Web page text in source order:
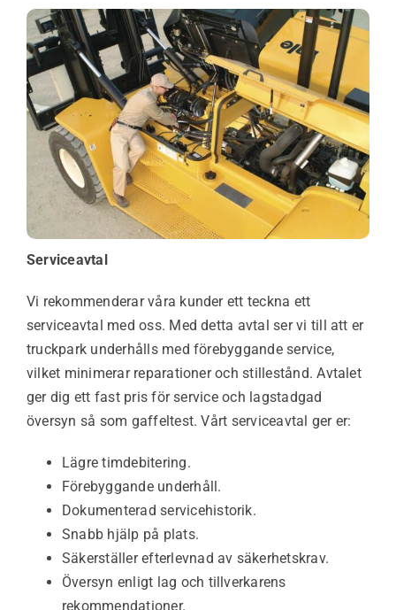
Serviceavtal
Vi rekommenderar våra kunder ett teckna ett
serviceavtal med oss. Med detta avtal ser vi till att er
truckpark underhålls med förebyggande service,
vilket minimerar reparationer och stillestånd. Avtalet
ger dig ett fast pris för service och lagstadgad
översyn så som gaffeltest. Vårt serviceavtal ger er:
Lägre timdebitering.
Förebyggande underhåll.
Dokumenterad servicehistorik.
Snabb hjälp på plats.
Säkerställer efterlevnad av säkerhetskrav.
Översyn enligt lag och tillverkarens
rekommendationer.